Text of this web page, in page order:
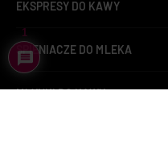
EKSPRESY DO KAWY
SPIENIACZE DO MLEKA
MŁYNKI DO KAWY
1